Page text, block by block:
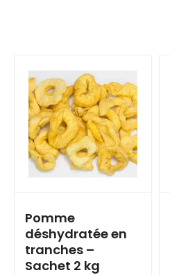
Pomme
déshydratée en
tranches –
Sachet 2 kg